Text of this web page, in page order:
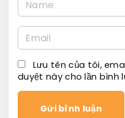
a
*
m
a
i
Lưu tên của tôi,
duyệt này cho lần bình